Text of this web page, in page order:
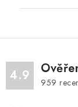
4.9 959